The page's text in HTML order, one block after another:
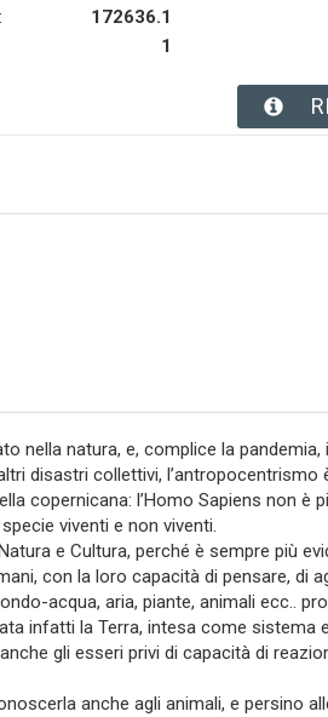
172636.1
1
nella natura, e, complice la
disastri collettivi, l’antropocentrismo
copernicana: l’Homo Sapiens non è
viventi e non viventi.
e Cultura, perché è sempre più
con la loro capacità di pensare, di
acqua, aria, piante, animali ecc..
infatti la Terra, intesa come sistema
gli esseri privi di capacità di
anche agli animali, e persino